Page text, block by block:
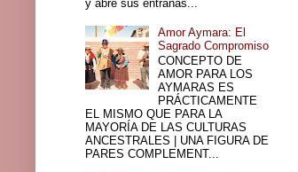
y abre sus entrañas...
Amor Aymara: El
Sagrado Compromiso
CONCEPTO DE
AMOR PARA LOS
AYMARAS ES
PRÁCTICAMENTE
EL MISMO QUE PARA LA
MAYORÍA DE LAS CULTURAS
ANCESTRALES | UNA FIGURA DE
PARES COMPLEMENT...